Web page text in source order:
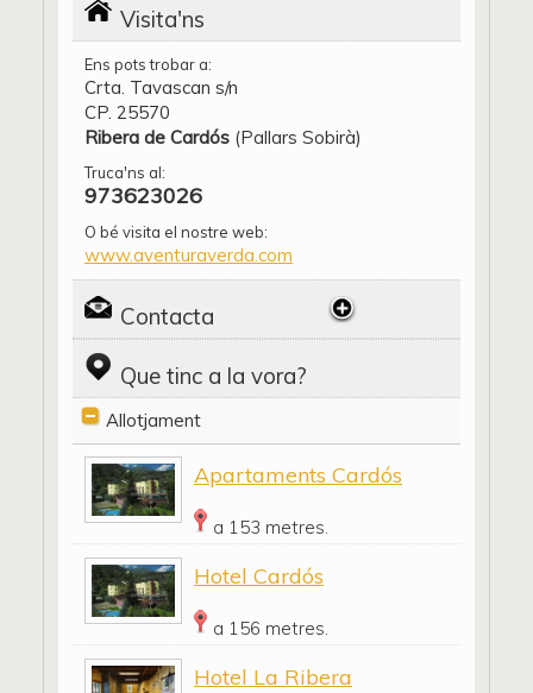
Visita'ns
Ens pots trobar a:
Crta. Tavascan s/n
CP. 25570
Ribera de Cardós (Pallars Sobirà)
Truca'ns al:
973623026
O bé visita el nostre web:
www.aventuraverda.com
Contacta
Que tinc a la vora?
Allotjament
Apartaments Cardós
a 153 metres.
Hotel Cardós
a 156 metres.
Hotel La Ribera